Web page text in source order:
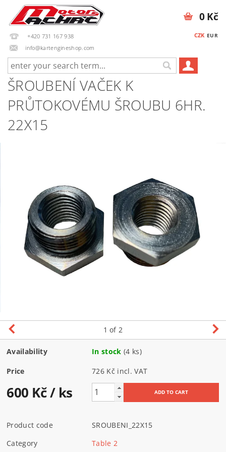
+420 731 167 938
info@kartengineshop.com
CZK EUR
0 Kč
ŠROUBENÍ VAČEK K
PRŮTOKOVÉMU ŠROUBU 6HR.
22X15
1 of 2
Availability In stock (4 ks)
Price 726 Kč incl. VAT
600 Kč/ ks
Product code
SROUBENI_22X15
Category
Table 2